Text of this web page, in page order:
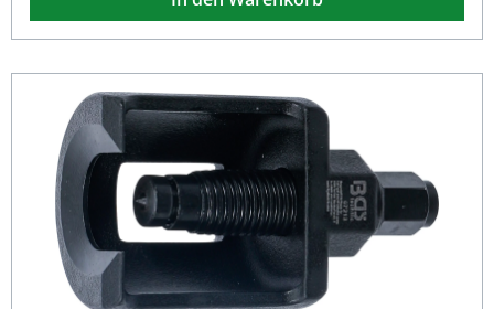
Kraftübertragung. Der Abzieher ist speziell für den
Einsatz mit Schlagschraubern ausgelegt, wodurch sich
lassen. Mit einer maximalen Abdrückweite von 92 mm
sowie Öffnungen von 32 mm an der Abstützgabel und 70
mm am Abzieher-Gehäuse bietet das Werkzeug optimale
Flexibilität. Der Antrieb erfolgt über einen 26 mm
Sechskant (SW 26). Hohe Materialqualität für langlebigen
Werkstatteinsatz Gehärtete Druckspindel mit
Zentrierspitze für präzises Arbeiten Kompatibel mit
Schlagschraubern für effizientes Lösen Große
Abdrückweite bis 92 mm – vielseitig einsetzbar Stabile
Konstruktion für Pkw, Kleintransporter und
Geländefahrzeuge Lieferumfang: 1x Kugelgelenk-Abzieher
für Schlagschrauber Ø 32 mm